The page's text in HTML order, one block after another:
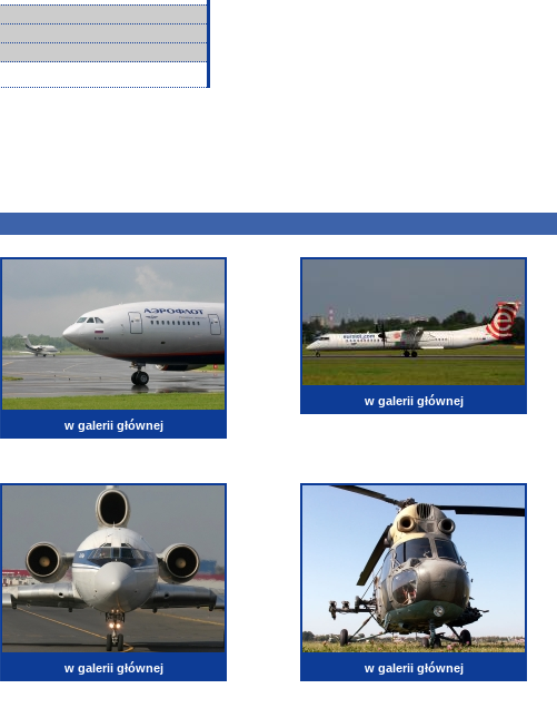
w galerii głównej
w galerii głównej
w galerii głównej
w galerii głównej